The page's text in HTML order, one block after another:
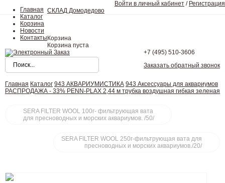
Главная
Каталог
Корзина
Новости
Контакты
Войти в личный кабинет / Регистрация
СКЛАД Домодедово
Корзина
Корзина пуста
+7 (495) 510-3606
Заказать обратный звонок
Главная Каталог 943 АКВАРИУМИСТИКА 943 Аксессуары для аквариумов
РАСПРОДАЖА - 33% PENN-PLAX 2,44 м трубка воздушная гибкая зеленая
SERA FILTER WOOL 100г- фильтрующая вата
для пресноводных и морских аквариумов. /50/
SERA FILTER WOOL 250г-фильтрующая вата для
пресноводных и морских аквариумов./20/